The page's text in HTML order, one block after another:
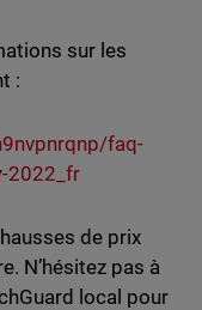
sur les
:
faq-
2022_fr
de prix
N’hésitez pas à
local pour